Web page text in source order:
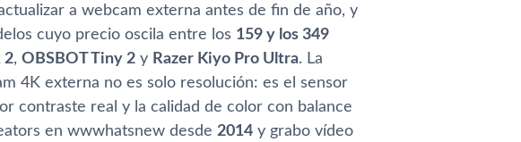
a webcam externa antes de fin de año, y
cuyo precio oscila entre los 159 y los 349
2, OBSBOT Tiny 2 y Razer Kiyo Pro Ultra. La
4K externa no es solo resolución: es el sensor
contraste real y la calidad de color con balance
en wwwhatsnew desde 2014 y grabo vídeo